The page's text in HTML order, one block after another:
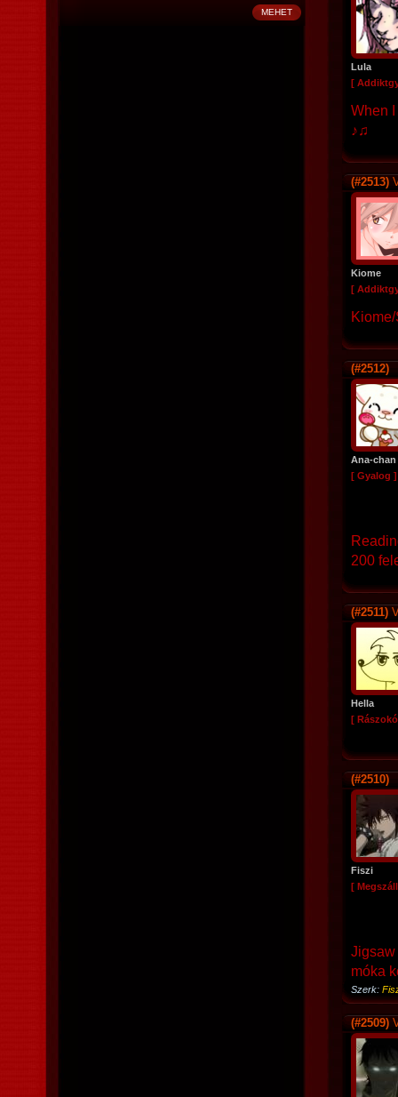
Lula
[
When
♪♫
(#2513)
Kiome
[
(#2512)
Ana-chan
[ Gyalog ]
200
(#2511)
Hella
[
(#2510)
Fiszi
[
Jigsaw
móka
Szerk:
(#2509)